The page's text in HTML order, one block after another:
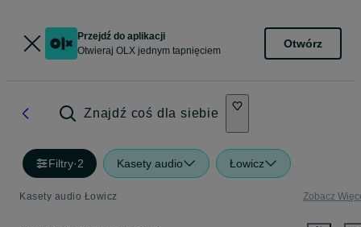
Przejdź do aplikacji
Otwieraj OLX jednym tapnięciem
Otwórz
Znajdź coś dla siebie
Filtry·2 Kasety audio Łowicz
Kasety audio Łowicz Zobacz